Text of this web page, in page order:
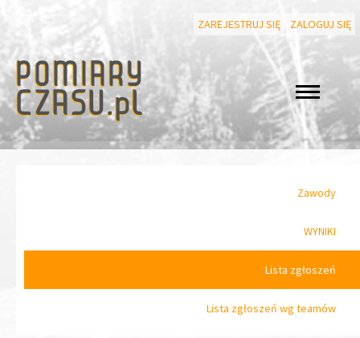
ZAREJESTRUJ SIĘ ZALOGUJ SIĘ
Zawody
WYNIKI
Lista zgłoszeń
Lista zgłoszeń wg teamów